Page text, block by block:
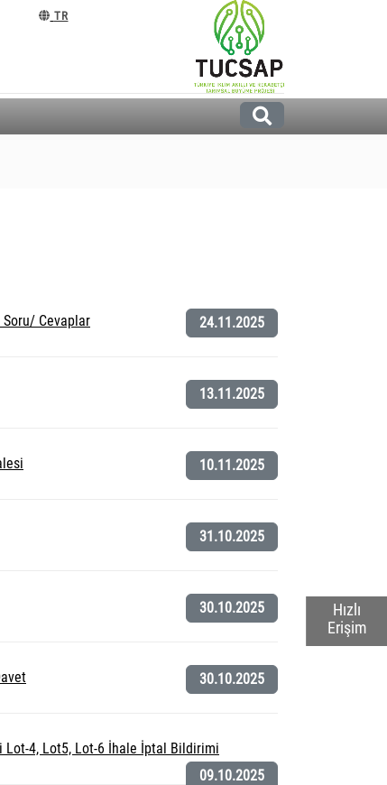
Hızlı
Erişim
TR
Soru/ Cevaplar 24.11.2025
13.11.2025
10.11.2025
31.10.2025
30.10.2025
30.10.2025
Lot-4, Lot5, Lot-6 İhale İptal Bildirimi
09.10.2025